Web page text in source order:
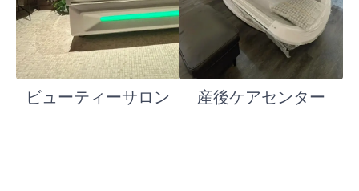
ビューティーサロン 産後ケアセンター